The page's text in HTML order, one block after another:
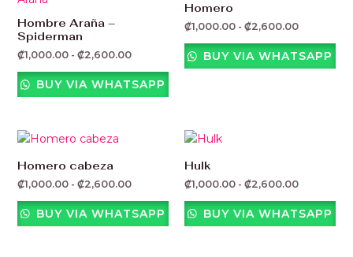
Hombre Araña –
Spiderman
₡1,000.00 - ₡2,600.00₡2,600.00
BUY VIA WHATSAPP
Homero
₡1,000.00 - ₡2,600.00₡1,000.00
hasta
₡2,600.00
BUY VIA WHATSAPP
Homero cabeza
₡1,000.00 - ₡2,600.00₡1,000.00
hasta
₡2,600.00
BUY VIA WHATSAPP
Hulk
₡1,000.00 - ₡2,600.00₡1,000.00
hasta
₡2,600.00
BUY VIA WHATSAPP